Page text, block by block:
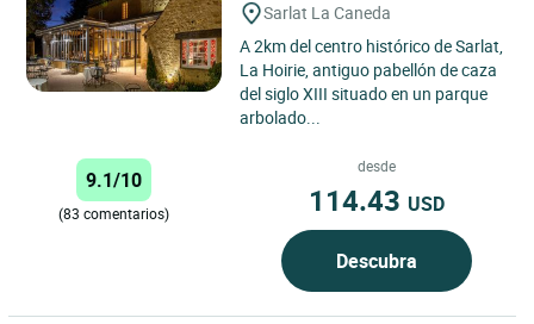
Sarlat La Caneda
A 2km del centro histórico de Sarlat,
La Hoirie, antiguo pabellón de caza
del siglo XIII situado en un parque
arbolado...
9.1/10
(83 comentarios)
desde
114.43 USD
Descubra